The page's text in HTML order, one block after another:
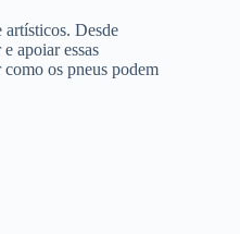
Desde
apoiar essas
os pneus podem